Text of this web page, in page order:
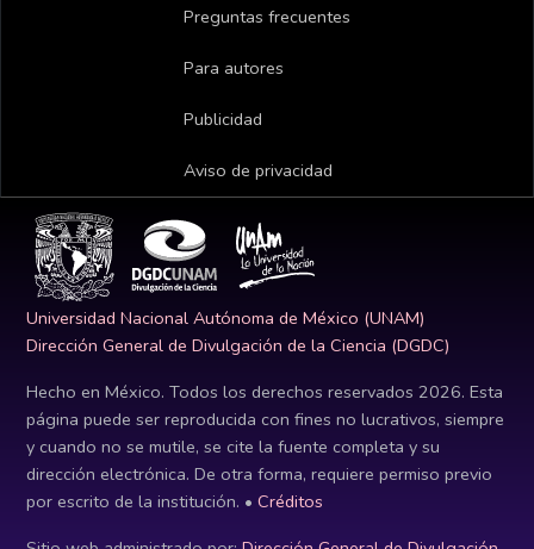
Preguntas frecuentes
Para autores
Publicidad
Aviso de privacidad
Universidad Nacional Autónoma de México (UNAM)
Dirección General de Divulgación de la Ciencia (DGDC)
Hecho en México. Todos los derechos reservados 2026. Esta
página puede ser reproducida con fines no lucrativos, siempre
y cuando no se mutile, se cite la fuente completa y su
dirección electrónica. De otra forma, requiere permiso previo
por escrito de la institución. • Créditos